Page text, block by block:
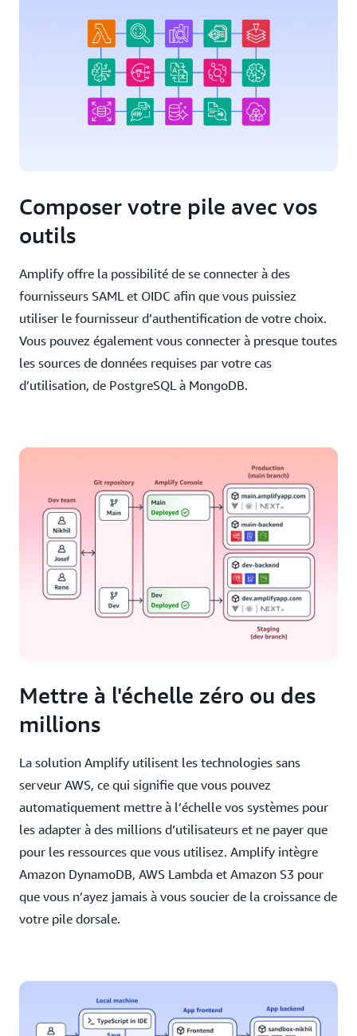
Composer votre pile avec vos
outils
Amplify offre la possibilité de se connecter à des
fournisseurs SAML et OIDC afin que vous puissiez
utiliser le fournisseur d’authentification de votre choix.
Vous pouvez également vous connecter à presque toutes
les sources de données requises par votre cas
d’utilisation, de PostgreSQL à MongoDB.
Mettre à l'échelle zéro ou des
millions
La solution Amplify utilisent les technologies sans
serveur AWS, ce qui signifie que vous pouvez
automatiquement mettre à l’échelle vos systèmes pour
les adapter à des millions d’utilisateurs et ne payer que
pour les ressources que vous utilisez. Amplify intègre
Amazon DynamoDB, AWS Lambda et Amazon S3 pour
que vous n’ayez jamais à vous soucier de la croissance de
votre pile dorsale.